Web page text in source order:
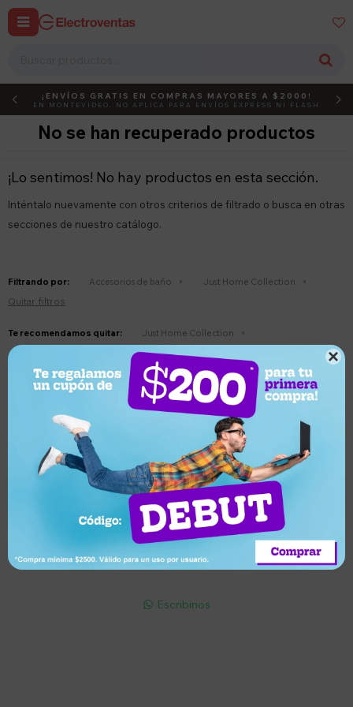

 
DEBUT ACTIVÁ EL CÓDIGO
¡ENVÍOS GRATIS EN COMPRAS MAYORES A $2000!
EN MONTEVIDEO, NO APLICA PARA ENVÍOS EXPRESS NI FLASH
No se han recuperado productos
¡Lo sentimos! No hay productos en esta sección.
Inténtalo nuevamente con otros criterios de filtrado o busca en otras
secciones de nuestro catálogo.
Filtrando por: Accesorios de baño Just Home Collection
Quitar filtros
Te recomendamos quitar: Just Home Collection
Suscríbete a nuestro newsletter
Recibí ofertas, novedades y más
Suscribirme
Soriano 932 Esq. Convención
 Lunes a Viernes 9:30 a 19:00 / Sábados 9:30 a 14:00
 Escribinos